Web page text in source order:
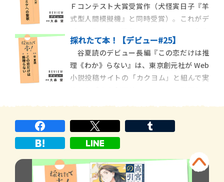
『マイ・ゴーストリー・フレンド』もその
典型的な例。今回の同賞は、ひと足早く刊
行された２作、カ
Ｆコンテスト大賞受賞作（犬怪寅日子『羊
式型人間模擬機』と同時受賞）。これがデ
まれ、大阪府出身。同賞の選評では、〈Ｓ
Ｆコンテストの過去の大賞受賞作のなかで
も、完成度では最高レベル〉（塩澤快浩）
などと高く評価されている。単行本のカバ
採れたて本！【デビュー#25】
谷夏読のデビュー長編『この恋だけは推
理《わか》らない』は、東京創元社が Web
小説投稿サイトの「カクヨム」と組んで実
し受賞作を決めるまでには膨大な時間と手
間がかかるが、小説投稿サイトのシステム
を利用すれば